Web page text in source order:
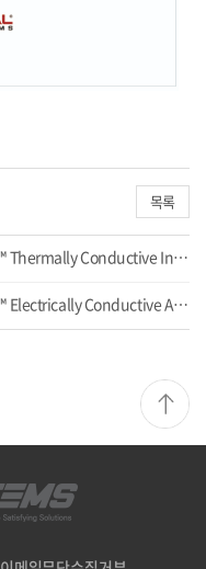
목록
[Technical Note] 3M™ Thermally Conductive Interface Tape 8926
[Technical Note] 3M™ Electrically Conductive Adhesive Transfer Tape 9703